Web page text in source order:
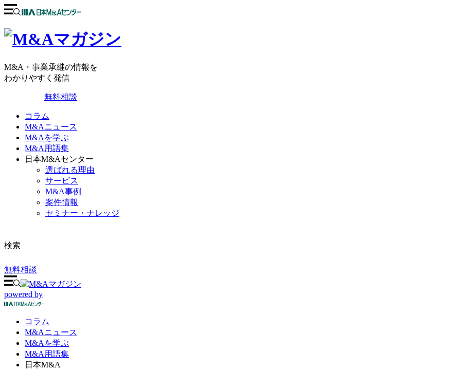
M&A・事業承継の情報を
わかりやすく発信
無料相談
コラム
M&Aニュース
M&Aを学ぶ
M&A用語集
日本M&Aセンター
選ばれる理由
サービス
M&A事例
案件情報
セミナー・ナレッジ
検索
無料相談
powered by
コラム
M&Aニュース
M&Aを学ぶ
M&A 用語集
日本M&A